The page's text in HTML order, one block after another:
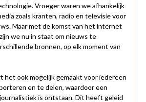
Vroeger waren we afhankelijk
zoals kranten, radio en televisie voor
Maar met de komst van het internet
we nu in staat om nieuws te
bronnen, op elk moment van
het ook mogelijk gemaakt voor iedereen
en te delen, waardoor een
is ontstaan. Dit heeft geleid